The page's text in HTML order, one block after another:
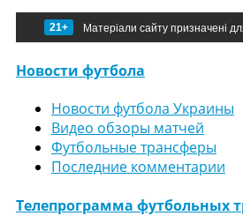
21+ Матеріали сайту призначені
Новости футбола
Новости футбола Украины
Видео обзоры матчей
Футбольные трансферы
Последние комментарии
Телепрограмма футбольных